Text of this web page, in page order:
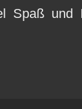
Spaß und